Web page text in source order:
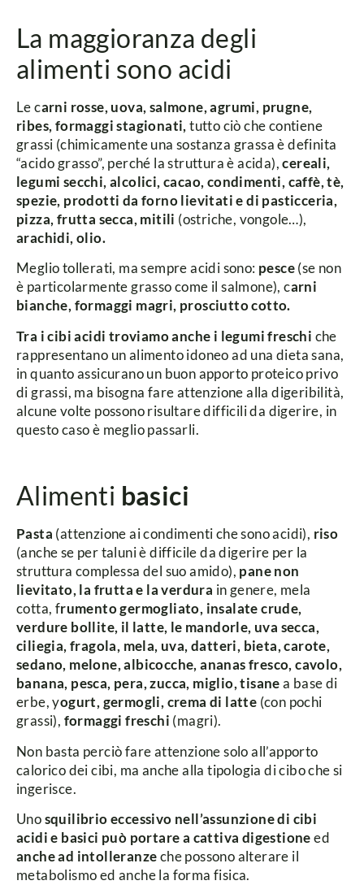
La maggioranza degli
alimenti sono acidi
Le carni rosse, uova, salmone, agrumi, prugne,
ribes, formaggi stagionati, tutto ciò che contiene
grassi (chimicamente una sostanza grassa è definita
“acido grasso”, perché la struttura è acida),cereali,
legumi secchi, alcolici, cacao, condimenti, caffè, tè,
spezie, prodotti da forno lievitati e di pasticceria,
pizza, frutta secca, mitili (ostriche, vongole…),
arachidi, olio.
Meglio tollerati, ma sempre acidi sono: pesce(se non
è particolarmente grasso come il salmone), carni
bianche, formaggi magri, prosciutto cotto.
Tra i cibi acidi troviamo anche i legumi freschi che
rappresentano un alimento idoneo ad una dieta sana,
in quanto assicurano un buon apporto proteico privo
di grassi, ma bisogna fare attenzione alla digeribilità,
alcune volte possono risultare difficili da digerire, in
questo caso è meglio passarli.
Alimenti basici
Pasta (attenzione ai condimenti che sono acidi), riso
(anche se per taluni è difficile da digerire per la
struttura complessa del suo amido), pane non
lievitato, la frutta e la verdura in genere, mela
cotta, frumento germogliato, insalate crude,
verdure bollite, il latte, le mandorle, uva secca,
ciliegia, fragola, mela, uva, datteri, bieta, carote,
sedano, melone, albicocche, ananas fresco, cavolo,
banana, pesca, pera, zucca, miglio, tisanea base di
erbe, yogurt, germogli, crema di latte (con pochi
grassi), formaggi freschi (magri).
Non basta perciò fare attenzione solo all’apporto
calorico dei cibi, ma anche alla tipologia di cibo che si
ingerisce.
Unosquilibrio eccessivo nell’assunzione di cibi
acidi e basici può portare a cattiva digestioneed
anche ad intolleranzeche possono alterare il
metabolismo ed anche la forma fisica.